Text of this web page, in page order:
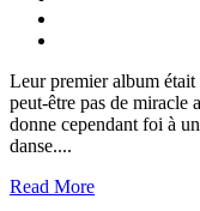
Leur premier album était
peut-être pas de
donne cependant foi à
danse....
Read More